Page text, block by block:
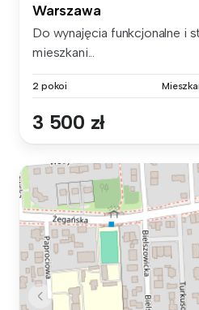
Warszawa
Do wynajęcia funkcjonalne i
mieszkani...
2 pokoi
3 500 zł